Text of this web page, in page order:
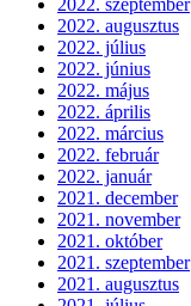
2022. augusztus
2022. július
2022. június
2022. május
2022. április
2022. március
2022. február
2022. január
2021. december
2021. november
2021. október
2021. szeptember
2021. augusztus